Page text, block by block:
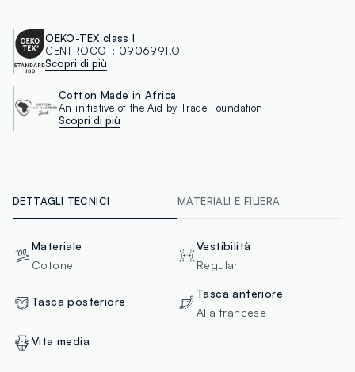
OEKO-TEX class I
CENTROCOT: 0906991.O
Scopri di più
Cotton Made in Africa
An initiative of the Aid by Trade Foundation
Scopri di più
DETTAGLI TECNICI MATERIALI E FILIERA
Materiale
Cotone
Vestibilità
Regular
Tasca posteriore
Tasca anteriore
Alla francese
Vita media